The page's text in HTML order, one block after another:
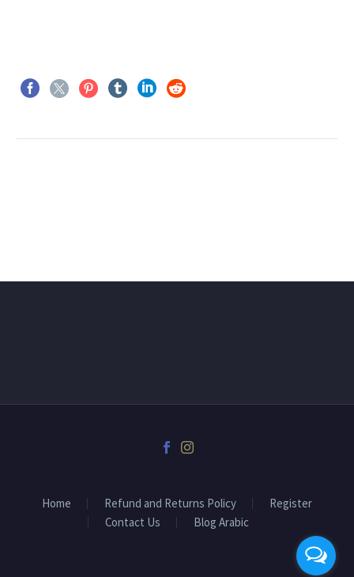
Home Refund and Returns Policy
Register
Contact Us
Blog Arabic